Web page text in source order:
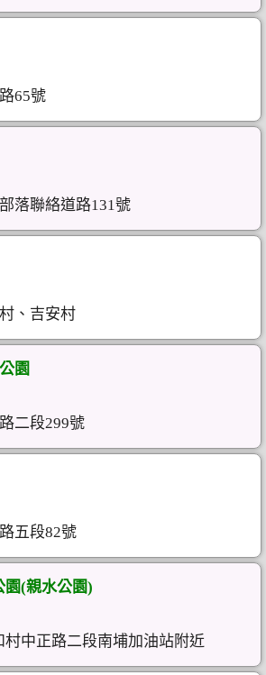
65號
落聯絡道路131號
、吉安村
園
二段299號
五段82號
園(親水公園)
中正路二段南埔加油站附近